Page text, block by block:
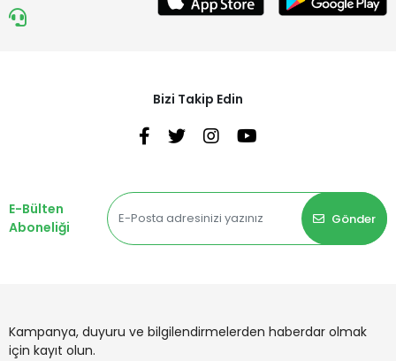
Bizi Takip Edin
E-Bülten
Aboneliği
Gönder
Kampanya, duyuru ve bilgilendirmelerden haberdar olmak
için kayıt olun.